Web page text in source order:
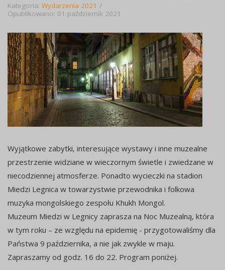
Kategoria: Wydarzenia 2021
Opublikowano: 01 październik 2021
Wyjątkowe zabytki, interesujące wystawy i inne muzealne
przestrzenie widziane w wieczornym świetle i zwiedzane w
niecodziennej atmosferze. Ponadto wycieczki na stadion
Miedzi Legnica w towarzystwie przewodnika i folkowa
muzyka mongolskiego zespołu Khukh Mongol.
Muzeum Miedzi w Legnicy zaprasza na Noc Muzealną, która
w tym roku – ze względu na epidemię - przygotowaliśmy dla
Państwa 9 października, a nie jak zwykle w maju.
Zapraszamy od godz. 16 do 22. Program poniżej.